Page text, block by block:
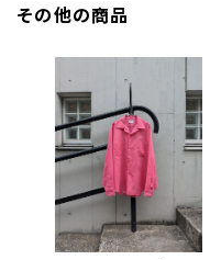
その他の商品